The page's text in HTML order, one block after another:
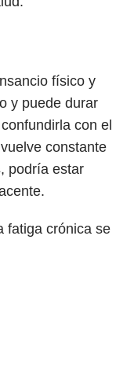
físico y
y puede durar
con el
constante
podría estar
fatiga crónica se